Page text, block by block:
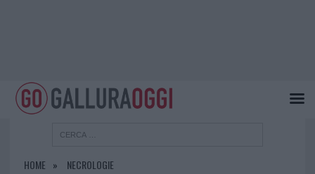
HOME NECROLOGIE